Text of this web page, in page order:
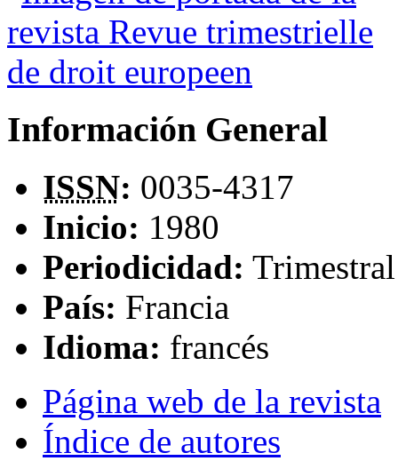
Información General
ISSN: 0035-4317
Inicio: 1980
Periodicidad: Trimestral
País: Francia
Idioma: francés
Página web de la revista
Índice de autores